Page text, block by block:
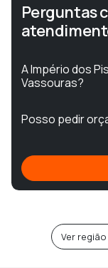
Perguntas
A Império dos
Vassouras?
Posso pedir
Ver